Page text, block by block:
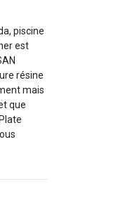
piscine
est
résine
mais
que